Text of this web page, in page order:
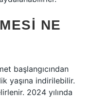
NE
başlangıcından
yaşına indirilebilir.
2024 yılında